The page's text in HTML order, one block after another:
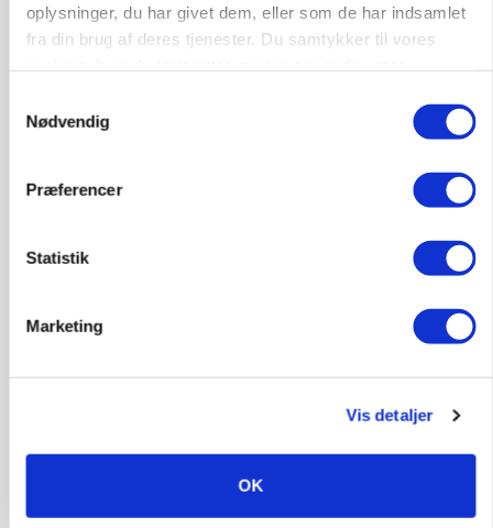
oplysninger, du har givet dem, eller som de har indsamlet
fra din brug af deres tjenester. Du samtykker til vores
Nødvendig
Præferencer
Statistik
Marketing
Vis detaljer
OK
store besparelser
BUSINESS
Ejer eller medejer? Nyt tv-format udfordrer